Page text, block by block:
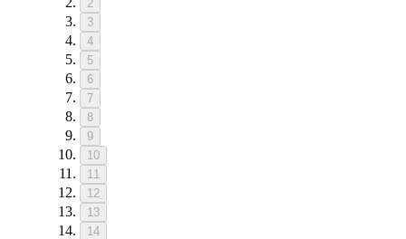
2
3
4
5
6
7
8
9
10
11
12
13
14